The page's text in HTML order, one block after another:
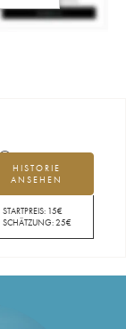
HISTORIE
ANSEHEN
STARTPREIS: 15€
SCHÄTZUNG:25€